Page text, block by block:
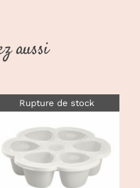
aussi
Rupture de stock
DÉTAILS